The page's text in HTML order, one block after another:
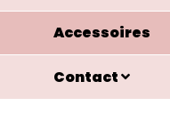
Accessoires
Contact